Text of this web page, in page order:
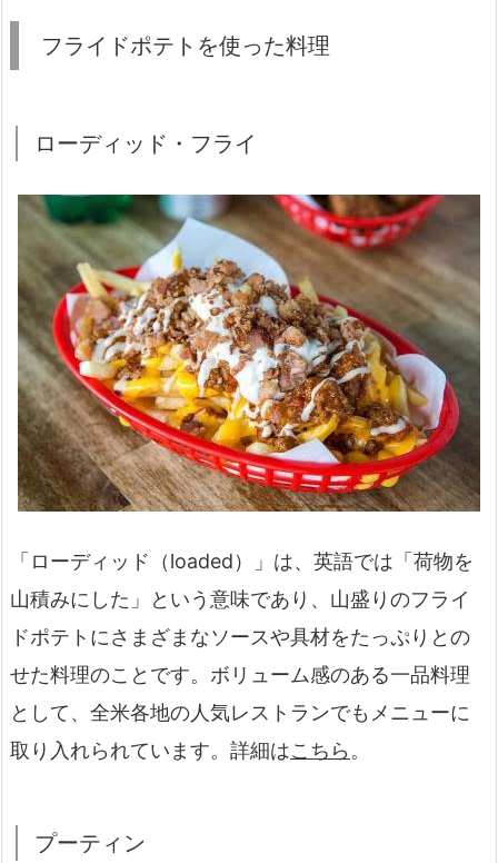
フライドポテトを使った料理
ローディッド・フライ
「ローディッド（loaded）」は、英語では「荷物を
山積みにした」という意味であり、山盛りのフライ
ドポテトにさまざまなソースや具材をたっぷりとの
せた料理のことです。ボリューム感のある一品料理
として、全米各地の人気レストランでもメニューに
取り入れられています。詳細はこちら。
プーティン